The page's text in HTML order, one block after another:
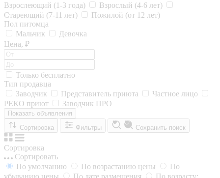
Взрослеющий (1-3 года)
Взрослый (4-6 лет)
Стареющий (7-11 лет)
Пожилой (от 12 лет)
Пол питомца
Мальчик
Девочка
Цена, ₽
Только бесплатно
Тип продавца
Заводчик
Представитель приюта
Частное лицо
РЕКО приют
Заводчик ПРО
Показать объявления
Сортировка
Фильтры Сохранить поиск
Сортировка
Сортировать
По умолчанию
По возрастанию цены
По
убыванию цены
По дате размещения
По возрасту: